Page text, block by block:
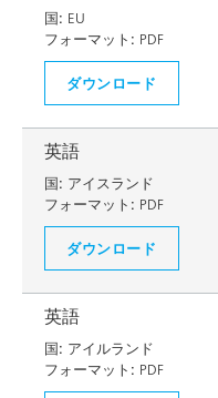
国: EU
フォーマット: PDF
ダウンロード
英語
国: アイスランド
フォーマット: PDF
ダウンロード
英語
国: アイルランド
フォーマット: PDF